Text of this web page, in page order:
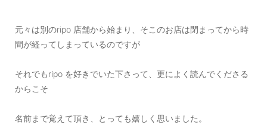
ご利用規約
お問い合わせ
元々は別のripo 店舗から始まり、そこのお店は閉まってから時
間が経ってしまっているのですが
それでもripo を好きでいた下さって、更によく読んでくださる
からこそ
名前まで覚えて頂き、とっても嬉しく思いました。